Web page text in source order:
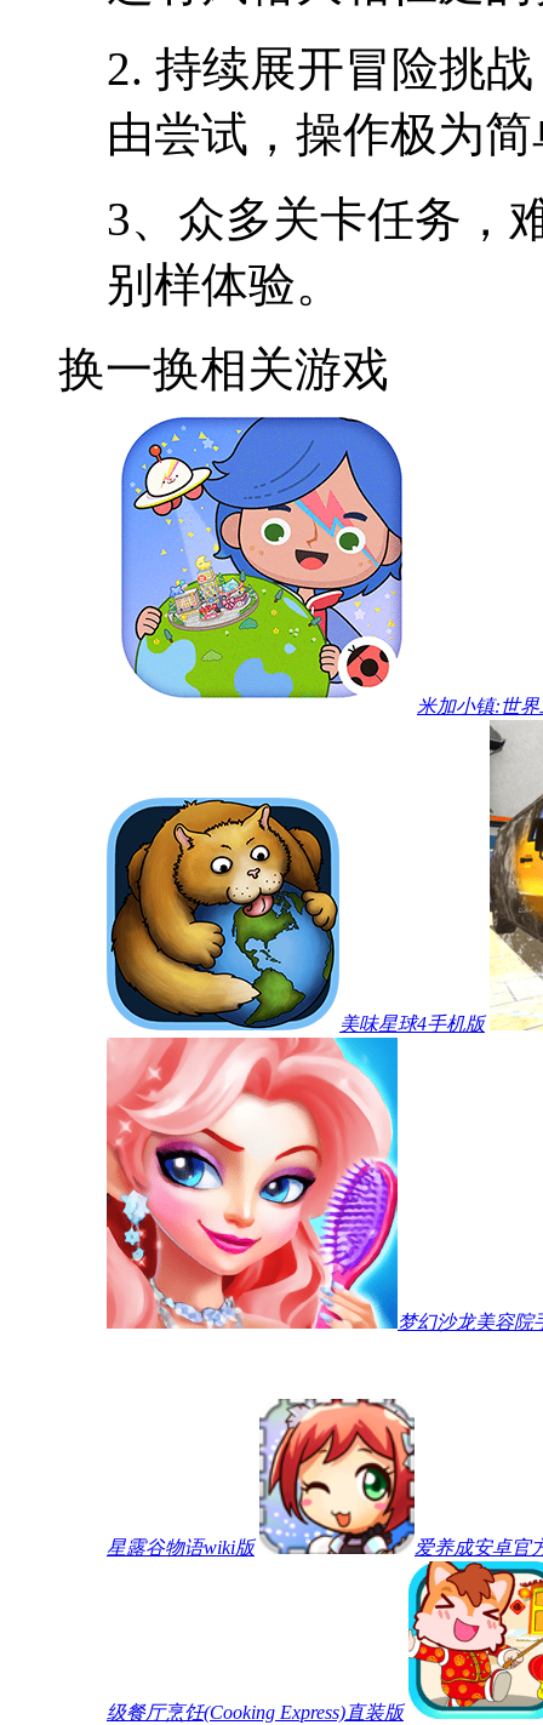
2. 持续展开冒险挑
由尝试，操作极为
3、众多关卡任务，
别样体验。
换一换相关游戏
米加小镇:世
美味星球4手机版
梦幻沙龙美容院
星露谷物语wiki版 爱养成安卓官
级餐厅烹饪(Cooking Express)直装版